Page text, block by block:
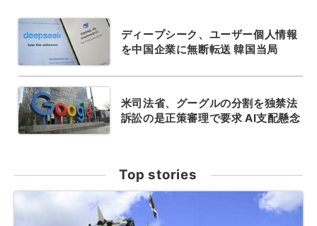
ディープシーク、ユーザー個人情報
を中国企業に無断転送 韓国当局
米司法省、グーグルの分割を独禁法
訴訟の是正策審理で要求 AI支配懸念
Top stories